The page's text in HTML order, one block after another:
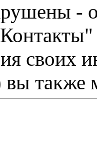
-
своих
также